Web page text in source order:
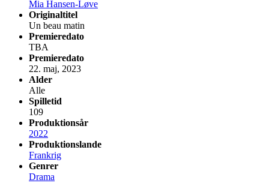
Mia Hansen-Løve
Originaltitel
Un beau matin
Premieredato
TBA
Premieredato
22. maj, 2023
Alder
Alle
Spilletid
109
Produktionsår
2022
Produktionslande
Frankrig
Genrer
Drama